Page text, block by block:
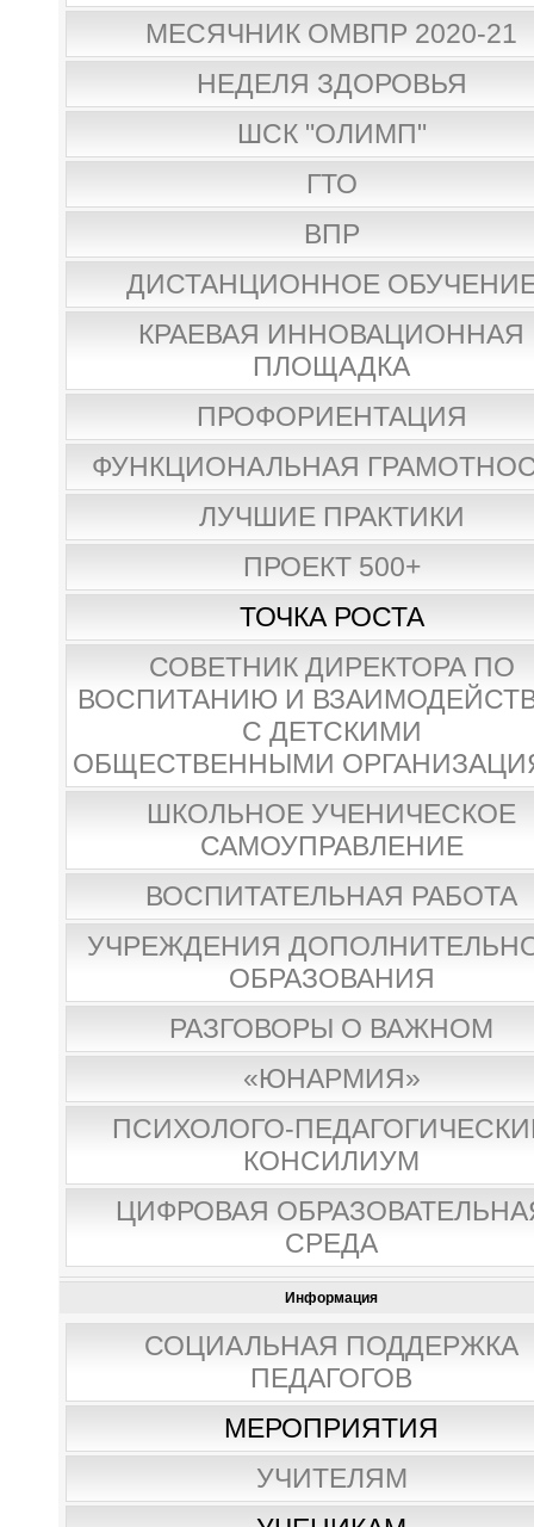
МЕСЯЧНИК ОМВПР 2020-21
НЕДЕЛЯ ЗДОРОВЬЯ
ШСК "ОЛИМП"
ГТО
ВПР
ДИСТАНЦИОННОЕ
КРАЕВАЯ ИННОВАЦИОННАЯ
ПЛОЩАДКА
ПРОФОРИЕНТАЦИЯ
ФУНКЦИОНАЛЬНАЯ
ЛУЧШИЕ ПРАКТИКИ
ПРОЕКТ 500+
ТОЧКА РОСТА
СОВЕТНИК ДИРЕКТОРА ПО
ВОСПИТАНИЮ И
С ДЕТСКИМИ
ОБЩЕСТВЕННЫМИ
ШКОЛЬНОЕ УЧЕНИЧЕСКОЕ
САМОУПРАВЛЕНИЕ
ВОСПИТАТЕЛЬНАЯ РАБОТА
УЧРЕЖДЕНИЯ
ОБРАЗОВАНИЯ
РАЗГОВОРЫ О ВАЖНОМ
«ЮНАРМИЯ»
ПСИХОЛОГО-
КОНСИЛИУМ
ЦИФРОВАЯ
СРЕДА
Информация
СОЦИАЛЬНАЯ ПОДДЕРЖКА
ПЕДАГОГОВ
МЕРОПРИЯТИЯ
УЧИТЕЛЯМ